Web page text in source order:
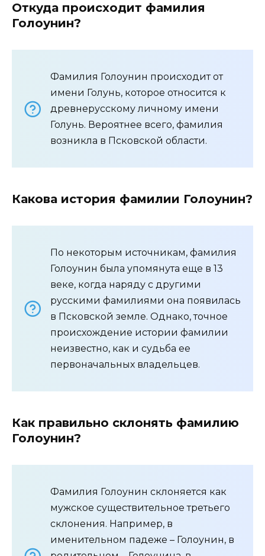
Откуда происходит фамилия
Голоунин?
Фамилия Голоунин происходит от
имени Голунь, которое относится к
древнерусскому личному имени
Голунь. Вероятнее всего, фамилия
возникла в Псковской области.
Какова история фамилии Голоунин?
По некоторым источникам, фамилия
Голоунин была упомянута еще в 13
веке, когда наряду с другими
русскими фамилиями она появилась
в Псковской земле. Однако, точное
происхождение истории фамилии
неизвестно, как и судьба ее
первоначальных владельцев.
Как правильно склонять фамилию
Голоунин?
Фамилия Голоунин склоняется как
мужское существительное третьего
склонения. Например, в
именительном падеже – Голоунин, в